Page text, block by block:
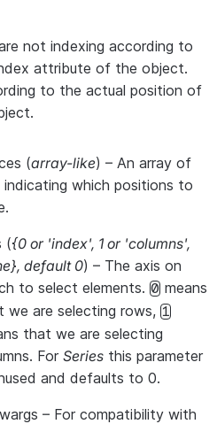
not indexing according to
attribute of the object.
to the actual position of
(array-like) – An array of
indicating which positions to
({0 or 'index', 1 or 'columns',
, default 0) – The axis on
to select elements. 0 means
we are selecting rows, 1
that we are selecting
For Series this parameter
and defaults to 0.
– For compatibility with